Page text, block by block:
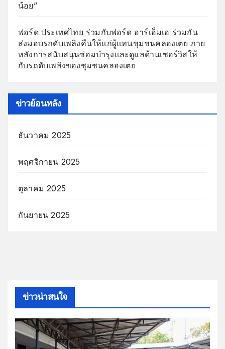
น้อย”
ฟอร์ด ประเทศไทย ร่วมกับฟอร์ด อาร์เอ็มเอ ร่วมกัน
ส่งมอบรถดับเพลิงคืนให้แก่ผู้แทนชุมชนคลองเตย ภาย
หลังการสนับสนุนซ่อมบำรุงและดูแลด้านเซอร์วิสให้
กับรถดับเพลิงของชุมชนคลองเตย
ข่าวย้อนหลัง
ธันวาคม 2025
พฤศจิกายน 2025
ตุลาคม 2025
กันยายน 2025
ข่าวน่าสนใจ